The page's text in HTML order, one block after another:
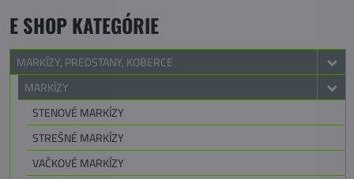
E SHOP KATEGÓRIE
MARKÍZY, PREDSTANY, KOBERCE
MARKÍZY
STENOVÉ MARKÍZY
STREŠNÉ MARKÍZY
VAČKOVÉ MARKÍZY